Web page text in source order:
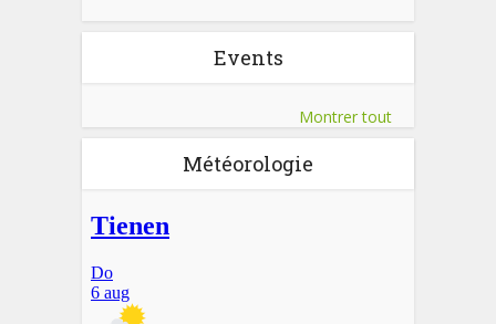
Events
Montrer tout
Météorologie